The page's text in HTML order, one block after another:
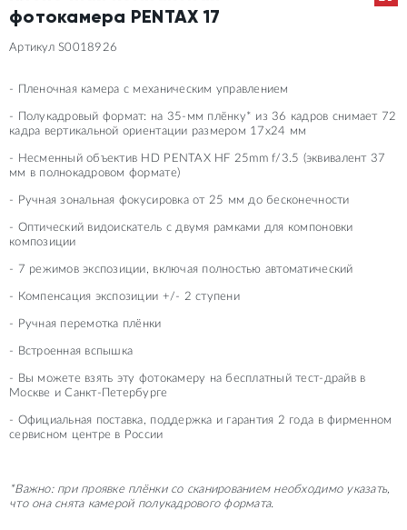
фотокамера PENTAX 17
Артикул S0018926
- Пленочная камера с механическим управлением
- Полукадровый формат: на 35-мм плёнку* из 36 кадров снимает 72
кадра вертикальной ориентации размером 17х24 мм
- Несменный объектив HD PENTAX HF 25mm f/3.5 (эквивалент 37
мм в полнокадровом формате)
- Ручная зональная фокусировка от 25 мм до бесконечности
- Оптический видоискатель с двумя рамками для компоновки
композиции
- 7 режимов экспозиции, включая полностью автоматический
- Компенсация экспозиции +/- 2 ступени
- Ручная перемотка плёнки
- Встроенная вспышка
- Вы можете взять эту фотокамеру на бесплатный тест-драйв в
Москве и Санкт-Петербурге
- Официальная поставка, поддержка и гарантия 2 года в фирменном
сервисном центре в России
*Важно: при проявке плёнки со сканированием необходимо указать,
что она снята камерой полукадрового формата.